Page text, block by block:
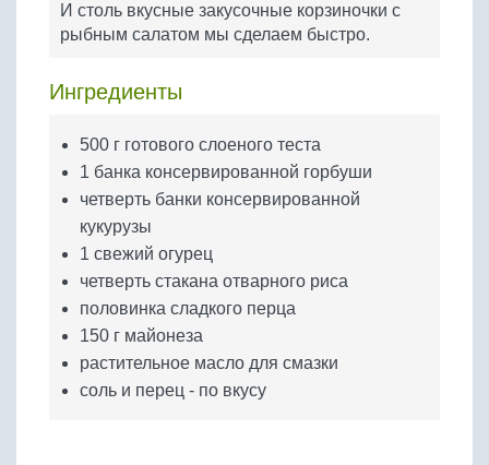
Бобовые
Яйца
И столь вкусные закусочные корзиночки с
рыбным салатом мы сделаем быстро.
Ингредиенты
500 г готового слоеного теста
1 банка консервированной горбуши
четверть банки консервированной
кукурузы
1 свежий огурец
четверть стакана отварного риса
половинка сладкого перца
150 г майонеза
растительное масло для смазки
соль и перец - по вкусу